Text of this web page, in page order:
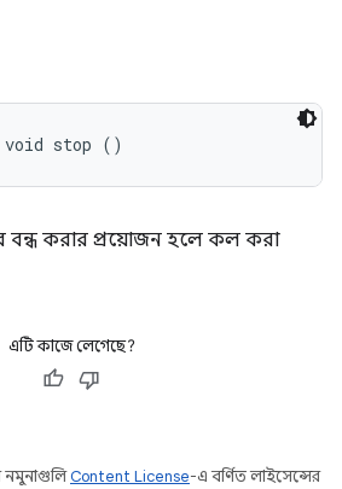
stop ()
বন্ধ করার প্রয়োজন হলে কল করা
এটি কাজে লেগেছে?
নমুনাগুলিContent License-এ বর্ণিত লাইসেন্সের